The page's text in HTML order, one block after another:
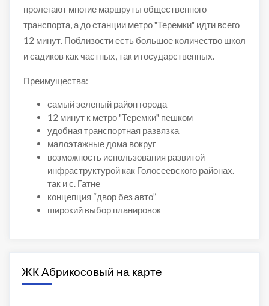
пролегают многие маршруты общественного
транспорта, а до станции метро "Теремки" идти всего
12 минут. Поблизости есть большое количество школ
и садиков как частных, так и государственных.
Преимущества:
самый зеленый район города
12 минут к метро "Теремки" пешком
удобная транспортная развязка
малоэтажные дома вокруг
возможность использования развитой
инфраструктурой как Голосеевского районах.
так и с. Гатне
концепция “двор без авто”
широкий выбор планировок
ЖК Абрикосовый на карте